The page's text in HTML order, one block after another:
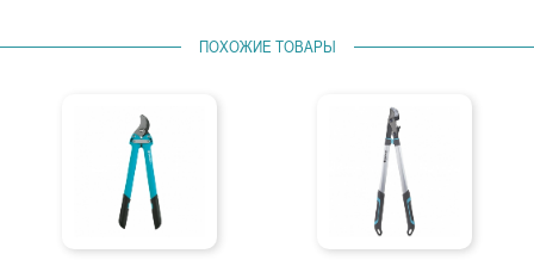
ПОХОЖИЕ ТОВАРЫ